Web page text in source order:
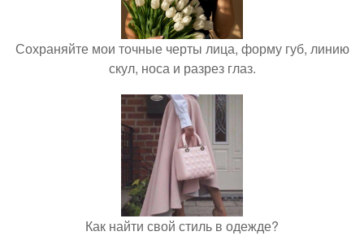
Сохраняйте мои точные черты лица, форму губ, линию
скул, носа и разрез глаз.
Как найти свой стиль в одежде?